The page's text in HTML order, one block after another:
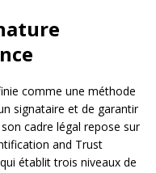
comme une méthode
signataire et de garantir
son cadre légal repose sur
and Trust
établit trois niveaux de